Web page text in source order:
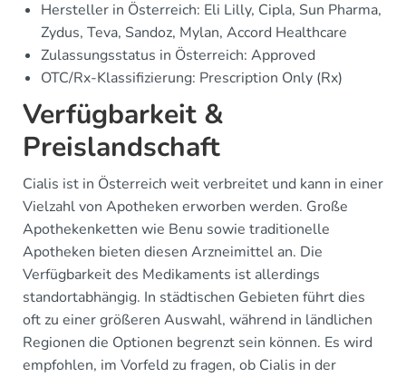
Hersteller in Österreich: Eli Lilly, Cipla, Sun Pharma,
Zydus, Teva, Sandoz, Mylan, Accord Healthcare
Zulassungsstatus in Österreich: Approved
OTC/Rx-Klassifizierung: Prescription Only (Rx)
Verfügbarkeit &
Preislandschaft
Cialis ist in Österreich weit verbreitet und kann in einer
Vielzahl von Apotheken erworben werden. Große
Apothekenketten wie Benu sowie traditionelle
Apotheken bieten diesen Arzneimittel an. Die
Verfügbarkeit des Medikaments ist allerdings
standortabhängig. In städtischen Gebieten führt dies
oft zu einer größeren Auswahl, während in ländlichen
Regionen die Optionen begrenzt sein können. Es wird
empfohlen, im Vorfeld zu fragen, ob Cialis in der